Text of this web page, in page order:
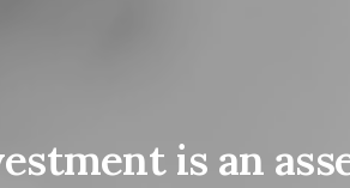
is an